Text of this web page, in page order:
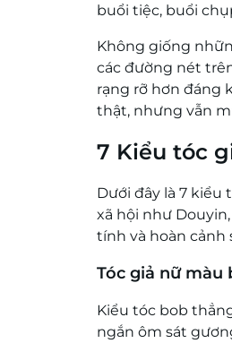
buổi tiệc, buổi
Không giống
các đường nét
rạng rỡ hơn đáng
thật, nhưng vẫn
7 Kiểu tóc
Dưới đây là 7
xã hội như
tính và hoàn cảnh
Tóc giả nữ màu
Kiểu tóc bob
ngắn ôm sát